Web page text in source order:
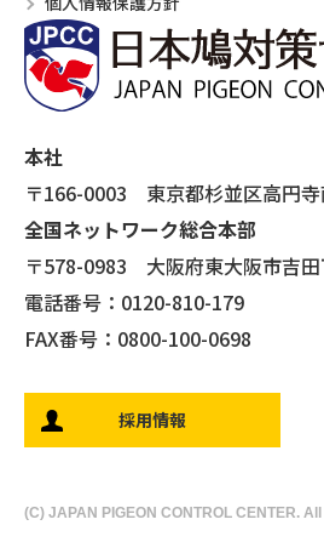
本社
〒166-0003 東京都杉並区高円
全国ネットワーク総合本部
〒578-0983 大阪府東大阪市吉
電話番号：0120-810-179
FAX番号：0800-100-0698
採用情報
(C) JAPAN PIGEON CONTROL CENTER.